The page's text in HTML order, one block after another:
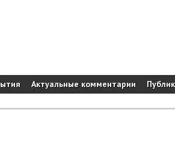
Актуальные комментарии